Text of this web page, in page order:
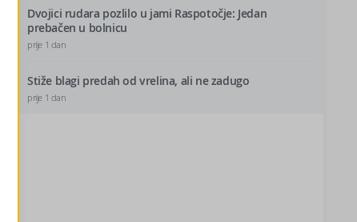
Dvojici rudara pozlilo u jami Raspotočje: Jedan
prebačen u bolnicu
prije 1 dan
Stiže blagi predah od vrelina, ali ne zadugo
prije 1 dan